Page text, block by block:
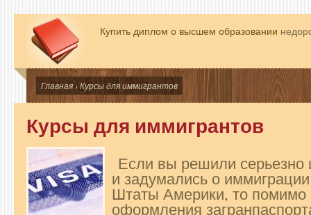
Купить диплом о высшем образовании
Главная› Курсы для иммигрантов
Курсы для иммигрантов
Если вы решили серьезно
и задумались о
Штаты Америки, то помимо
оформления